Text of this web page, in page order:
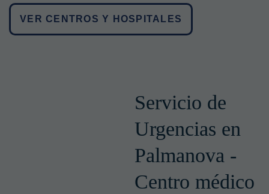
VER CENTROS Y HOSPITALES
Servicio de
Urgencias en
Palmanova -
Centro médico